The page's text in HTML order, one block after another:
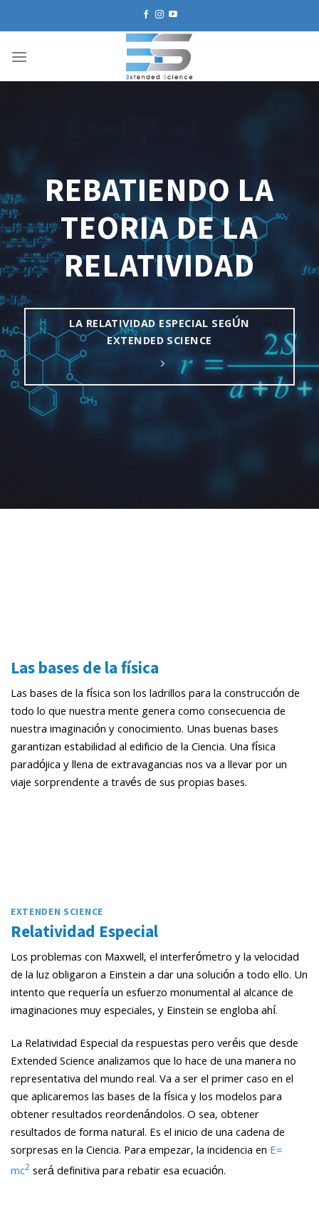
REBATIENDO LA
TEORIA DE LA
RELATIVIDAD
LA RELATIVIDAD ESPECIAL SEGÚN
EXTENDED SCIENCE
Las bases de la física
Las bases de la física son los ladrillos para la construcción de
todo lo que nuestra mente genera como consecuencia de
nuestra imaginación y conocimiento. Unas buenas bases
garantizan estabilidad al edificio de la Ciencia. Una física
paradójica y llena de extravagancias nos va a llevar por un
viaje sorprendente a través de sus propias bases.
EXTENDEN SCIENCE
Relatividad Especial
Los problemas con Maxwell, el interferómetro y la velocidad
de la luz obligaron a Einstein a dar una solución a todo ello. Un
intento que requería un esfuerzo monumental al alcance de
imaginaciones muy especiales, y Einstein se engloba ahí.
La Relatividad Especial da respuestas pero veréis que desde
Extended Science analizamos que lo hace de una manera no
representativa del mundo real. Va a ser el primer caso en el
que aplicaremos las bases de la física y los modelos para
obtener resultados reordenándolos. O sea, obtener
resultados de forma natural. Es el inicio de una cadena de
sorpresas en la Ciencia. Para empezar, la incidencia en E=
mc2será definitiva para rebatir esa ecuación.